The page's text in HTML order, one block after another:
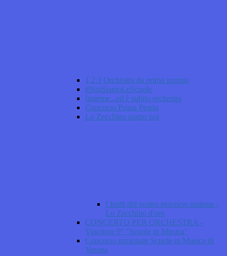
1,2,3 Orchestra da primo premio
#NoiSiamoLeScuole
Insieme...ed è subito orchestra
Concorso Prima Penna
Lo Zecchino siamo noi
I frutti del nostro percorso insieme -
Lo Zecchino d'oro
CONCERTO PER ORCHESTRA -
Vincitore 9° "Scuole in Musica"
Concorso nazionale Scuole in Musica di
Verona